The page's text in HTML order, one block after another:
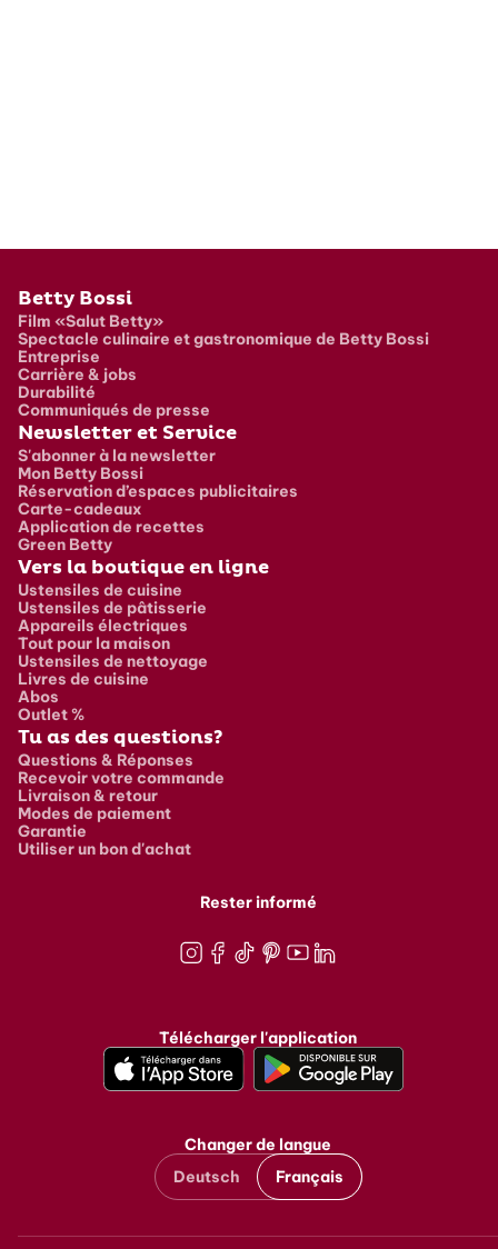
Pied de page
Betty Bossi
Film «Salut Betty»
Spectacle culinaire et gastronomique de Betty Bossi
Entreprise
Carrière & jobs
Durabilité
Communiqués de presse
Newsletter et Service
S'abonner à la newsletter
Mon Betty Bossi
Réservation d’espaces publicitaires
Carte-cadeaux
Application de recettes
Green Betty
Vers la boutique en ligne
Ustensiles de cuisine
Ustensiles de pâtisserie
Appareils électriques
Tout pour la maison
Ustensiles de nettoyage
Livres de cuisine
Abos
Outlet %
Tu as des questions?
Questions & Réponses
Recevoir votre commande
Livraison & retour
Modes de paiement
Garantie
Utiliser un bon d'achat
Rester informé
Télécharger l'application
Changer de langue
Deutsch
Français